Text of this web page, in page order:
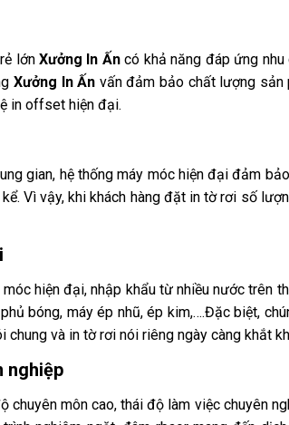
lớn Xưởng In Ấncó khả năng đáp ứng nhu
Xưởng In Ấn vấn đảm bảo chất lượng
in offset hiện đại.
gian, hệ thống máy móc hiện đại đảm
Vì vậy, khi khách hàng đặt in tờ rơi số
hiện đại, nhập khẩu từ nhiều nước trên
bóng, máy ép nhũ, ép kim,….Đặc biệt,
và in tờ rơi nói riêng ngày càng khắt
nghiệp
chuyên môn cao, thái độ làm việc chuyên